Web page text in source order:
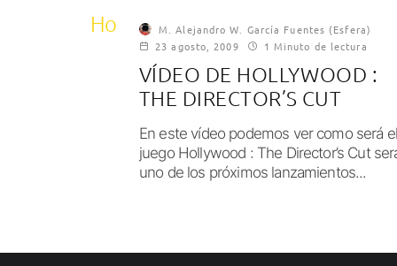
Hollywood : The Director’s Cut
M. Alejandro W. García Fuentes (Esfera)
23 agosto, 2009
1 Minuto de lectura
VÍDEO DE HOLLYWOOD :
THE DIRECTOR’S CUT
En este vídeo podemos ver como será el
juego Hollywood : The Director’s Cut
uno de los próximos lanzamientos...